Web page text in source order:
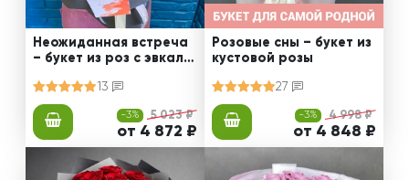
Неожиданная встреча
– букет из роз с эвкали
13
-3% 5 023 ₽
от 4 872 ₽
Розовые сны – букет из
кустовой розы
27
-3% 4 998 ₽
от 4 848 ₽